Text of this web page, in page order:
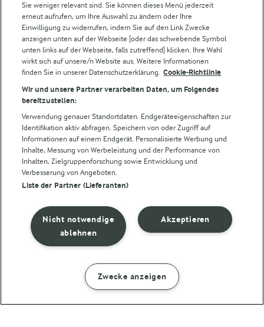
ZUBEREITUNG ZUTATEN
Lurpak
Arla Pro
Für unsere Landwirt:innen
Folge uns!
Cookie Wahl wieder öffnen
Datenschutzbestimmungen
Sie weniger relevant sind. Sie können dieses Menü jederzeit
erneut aufrufen, um Ihre Auswahl zu ändern oder Ihre
Einwilligung zu widerrufen, indem Sie auf den Link Zwecke
anzeigen unten auf der Webseite [oder das schwebende Symbol
unten links auf der Webseite, falls zutreffend] klicken. Ihre Wahl
wirkt sich auf unsere/n Website aus. Weitere Informationen
finden Sie in unserer Datenschutzerklärung. Cookie-Richtlinie
Wir und unsere Partner verarbeiten Daten, um Folgendes
bereitzustellen:
Verwendung genauer Standortdaten. Endgeräteeigenschaften zur
Identifikation aktiv abfragen. Speichern von oder Zugriff auf
Informationen auf einem Endgerät. Personalisierte Werbung und
Inhalte, Messung von Werbeleistung und der Performance von
Inhalten, Zielgruppenforschung sowie Entwicklung und
Verbesserung von Angeboten.
Liste der Partner (Lieferanten)
Akzeptieren
Nicht notwendige
ablehnen
Zwecke anzeigen